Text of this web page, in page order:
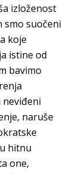
izloženost
smo suočeni
koje
istine od
bavimo
naruše
hitnu
one,